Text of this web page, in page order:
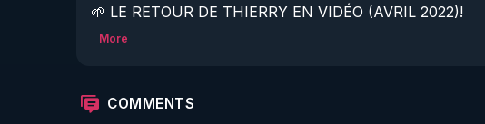
🌱 LE RETOUR DE THIERRY EN VIDÉO (AVRIL 2022)!
🌱 LE MAGAZINE RÉGÉNÈRE
More
COMMENTS